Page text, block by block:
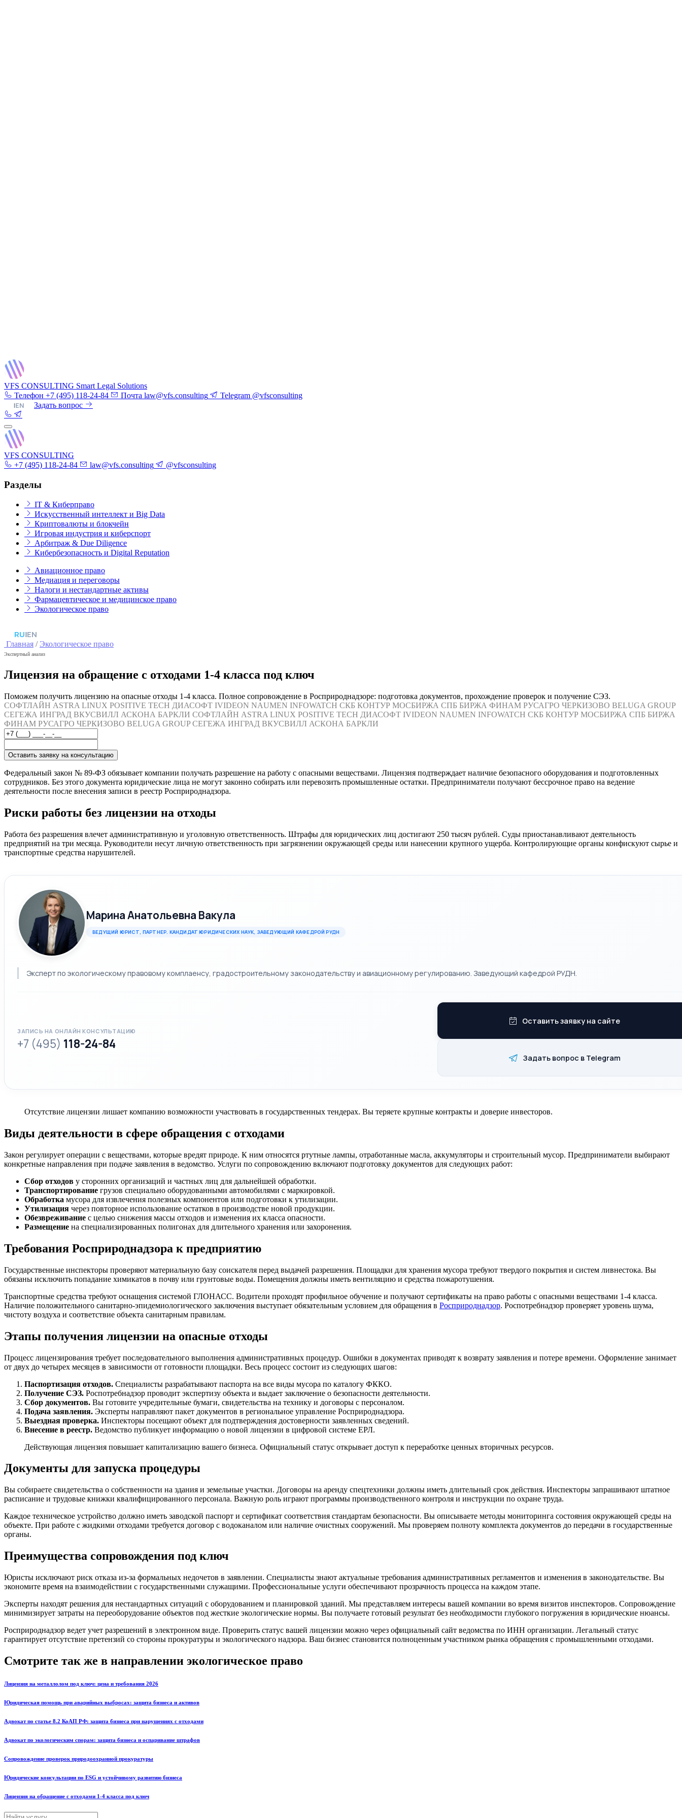
VFS CONSULTING Smart Legal Solutions
Телефон +7 (495) 118-24-84 Почта law@vfs.consulting Telegram @vfsconsulting
|EN Задать вопрос
VFS CONSULTING
+7 (495) 118-24-84
law@vfs.consulting @vfsconsulting
Разделы
IT & Киберправо
Искусственный интеллект и Big Data
Криптовалюты и блокчейн
Игровая индустрия и киберспорт
Арбитраж & Due Diligence
Кибербезопасность и Digital Reputation
Авиационное право
Медиация и переговоры
Налоги и нестандартные активы
Фармацевтическое и медицинское право
Экологическое право
RU|EN
Главная / Экологическое право
Экспертный анализ
Лицензия на обращение с отходами 1-4 класса под ключ
Поможем получить лицензию на опасные отходы 1-4 класса. Полное сопровождение в Росприроднадзоре: подготовка документов, прохождение проверок и получение СЭЗ.
СОФТЛАЙН ASTRA LINUX POSITIVE TECH ДИАСОФТ IVIDEON NAUMEN INFOWATCH СКБ КОНТУР МОСБИРЖА СПБ БИРЖА ФИНАМ РУСАГРО ЧЕРКИЗОВО BELUGA GROUP
СЕГЕЖА ИНГРАД ВКУСВИЛЛ АСКОНА БАРКЛИ СОФТЛАЙН ASTRA LINUX POSITIVE TECH ДИАСОФТ IVIDEON NAUMEN INFOWATCH СКБ КОНТУР МОСБИРЖА СПБ БИРЖА
ФИНАМ РУСАГРО ЧЕРКИЗОВО BELUGA GROUP СЕГЕЖА ИНГРАД ВКУСВИЛЛ АСКОНА БАРКЛИ
Оставить заявку на консультацию
Федеральный закон № 89-ФЗ обязывает компании получать разрешение на работу с опасными веществами. Лицензия подтверждает наличие безопасного оборудования и подготовленных
сотрудников. Без этого документа юридические лица не могут законно собирать или перевозить промышленные остатки. Предприниматели получают бессрочное право на ведение
деятельности после внесения записи в реестр Росприроднадзора.
Риски работы без лицензии на отходы
Работа без разрешения влечет административную и уголовную ответственность. Штрафы для юридических лиц достигают 250 тысяч рублей. Суды приостанавливают деятельность
предприятий на три месяца. Руководители несут личную ответственность при загрязнении окружающей среды или нанесении крупного ущерба. Контролирующие органы конфискуют сырье и
транспортные средства нарушителей.
Марина Анатольевна Вакула
ВЕДУЩИЙ ЮРИСТ, ПАРТНЕР. КАНДИДАТ ЮРИДИЧЕСКИХ НАУК, ЗАВЕДУЮЩИЙ КАФЕДРОЙ РУДН
Эксперт по экологическому правовому комплаенсу, градостроительному законодательству и авиационному регулированию. Заведующий кафедрой РУДН.
ЗАПИСЬ НА ОНЛАЙН КОНСУЛЬТАЦИЮ
+7 (495) 118-24-84
Оставить заявку на сайте
Задать вопрос в Telegram
Отсутствие лицензии лишает компанию возможности участвовать в государственных тендерах. Вы теряете крупные контракты и доверие инвесторов.
Виды деятельности в сфере обращения с отходами
Закон регулирует операции с веществами, которые вредят природе. К ним относятся ртутные лампы, отработанные масла, аккумуляторы и строительный мусор. Предприниматели выбирают
конкретные направления при подаче заявления в ведомство. Услуги по сопровождению включают подготовку документов для следующих работ:
Сбор отходов у сторонних организаций и частных лиц для дальнейшей обработки.
Транспортирование грузов специально оборудованными автомобилями с маркировкой.
Обработка мусора для извлечения полезных компонентов или подготовки к утилизации.
Утилизация через повторное использование остатков в производстве новой продукции.
Обезвреживание с целью снижения массы отходов и изменения их класса опасности.
Размещение на специализированных полигонах для длительного хранения или захоронения.
Требования Росприроднадзора к предприятию
Государственные инспекторы проверяют материальную базу соискателя перед выдачей разрешения. Площадки для хранения мусора требуют твердого покрытия и систем ливнестока. Вы
обязаны исключить попадание химикатов в почву или грунтовые воды. Помещения должны иметь вентиляцию и средства пожаротушения.
Транспортные средства требуют оснащения системой ГЛОНАСС. Водители проходят профильное обучение и получают сертификаты на право работы с опасными веществами 1-4 класса.
Наличие положительного санитарно-эпидемиологического заключения выступает обязательным условием для обращения в Росприроднадзор. Роспотребнадзор проверяет уровень шума,
чистоту воздуха и соответствие объекта санитарным правилам.
Этапы получения лицензии на опасные отходы
Процесс лицензирования требует последовательного выполнения административных процедур. Ошибки в документах приводят к возврату заявления и потере времени. Оформление занимает
от двух до четырех месяцев в зависимости от готовности площадки. Весь процесс состоит из следующих шагов:
Паспортизация отходов. Специалисты разрабатывают паспорта на все виды мусора по каталогу ФККО.
Получение СЭЗ. Роспотребнадзор проводит экспертизу объекта и выдает заключение о безопасности деятельности.
Сбор документов. Вы готовите учредительные бумаги, свидетельства на технику и договоры с персоналом.
Подача заявления. Эксперты направляют пакет документов в региональное управление Росприроднадзора.
Выездная проверка. Инспекторы посещают объект для подтверждения достоверности заявленных сведений.
Внесение в реестр. Ведомство публикует информацию о новой лицензии в цифровой системе ЕРЛ.
Действующая лицензия повышает капитализацию вашего бизнеса. Официальный статус открывает доступ к переработке ценных вторичных ресурсов.
Документы для запуска процедуры
Вы собираете свидетельства о собственности на здания и земельные участки. Договоры на аренду спецтехники должны иметь длительный срок действия. Инспекторы запрашивают штатное
расписание и трудовые книжки квалифицированного персонала. Важную роль играют программы производственного контроля и инструкции по охране труда.
Каждое техническое устройство должно иметь заводской паспорт и сертификат соответствия стандартам безопасности. Вы описываете методы мониторинга состояния окружающей среды на
объекте. При работе с жидкими отходами требуется договор с водоканалом или наличие очистных сооружений. Мы проверяем полноту комплекта документов до передачи в государственные
органы.
Преимущества сопровождения под ключ
Юристы исключают риск отказа из-за формальных недочетов в заявлении. Специалисты знают актуальные требования административных регламентов и изменения в законодательстве. Вы
экономите время на взаимодействии с государственными служащими. Профессиональные услуги обеспечивают прозрачность процесса на каждом этапе.
Эксперты находят решения для нестандартных ситуаций с оборудованием и планировкой зданий. Мы представляем интересы вашей компании во время визитов инспекторов. Сопровождение
минимизирует затраты на переоборудование объектов под жесткие экологические нормы. Вы получаете готовый результат без необходимости глубокого погружения в юридические нюансы.
Росприроднадзор ведет учет разрешений в электронном виде. Проверить статус вашей лицензии можно через официальный сайт ведомства по ИНН организации. Легальный статус
гарантирует отсутствие претензий со стороны прокуратуры и экологического надзора. Ваш бизнес становится полноценным участником рынка обращения с промышленными отходами.
Смотрите так же в направлении экологическое право
Лицензия на металлолом под ключ: цена и требования 2026
Юридическая помощь при аварийных выбросах: защита бизнеса и активов
Адвокат по статье 8.2 КоАП РФ: защита бизнеса при нарушениях с отходами
Адвокат по экологическим спорам: защита бизнеса и оспаривание штрафов
Сопровождение проверок природоохранной прокуратуры
Юридические консультации по ESG и устойчивому развитию бизнеса
Лицензия на обращение с отходами 1-4 класса под ключ